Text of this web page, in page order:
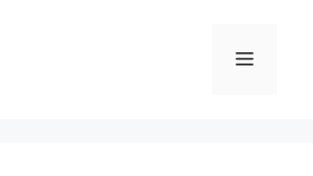
Menu